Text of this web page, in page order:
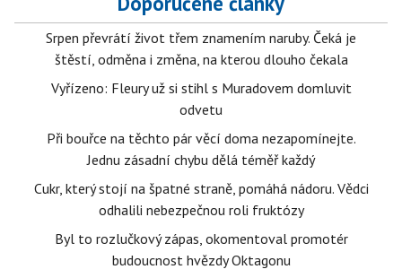
Srpen převrátí život třem znamením naruby. Čeká je
štěstí, odměna i změna, na kterou dlouho čekala
Vyřízeno: Fleury už si stihl s Muradovem domluvit
odvetu
Při bouřce na těchto pár věcí doma nezapomínejte.
Jednu zásadní chybu dělá téměř každý
Cukr, který stojí na špatné straně, pomáhá nádoru. Vědci
odhalili nebezpečnou roli fruktózy
Byl to rozlučkový zápas, okomentoval promotér
budoucnost hvězdy Oktagonu